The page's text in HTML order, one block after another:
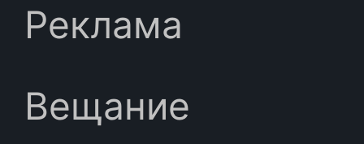
Реклама
Вещание